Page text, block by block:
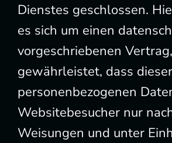
Dienstes geschlossen.
es sich um einen
vorgeschriebenen
gewährleistet, dass
personenbezogenen
Websitebesucher nur
Weisungen und unter